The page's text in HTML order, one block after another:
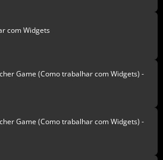
com Widgets
Game (Como trabalhar com Widgets) -
Game (Como trabalhar com Widgets) -